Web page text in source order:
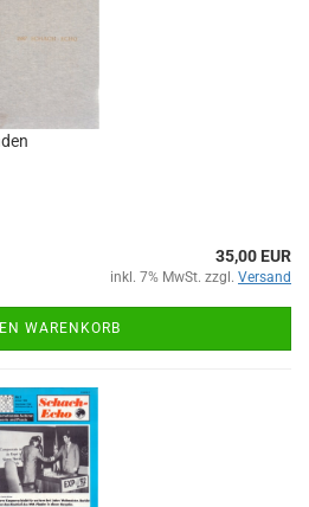
35,00 EUR
inkl. 7% MwSt. zzgl. Versand
WARENKORB